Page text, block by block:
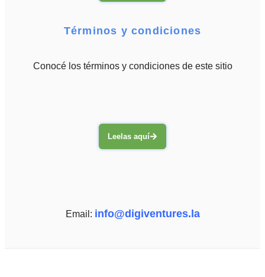
Términos y condiciones
Conocé los términos y condiciones de este sitio
Leelas aquí
Email: info@digiventures.la